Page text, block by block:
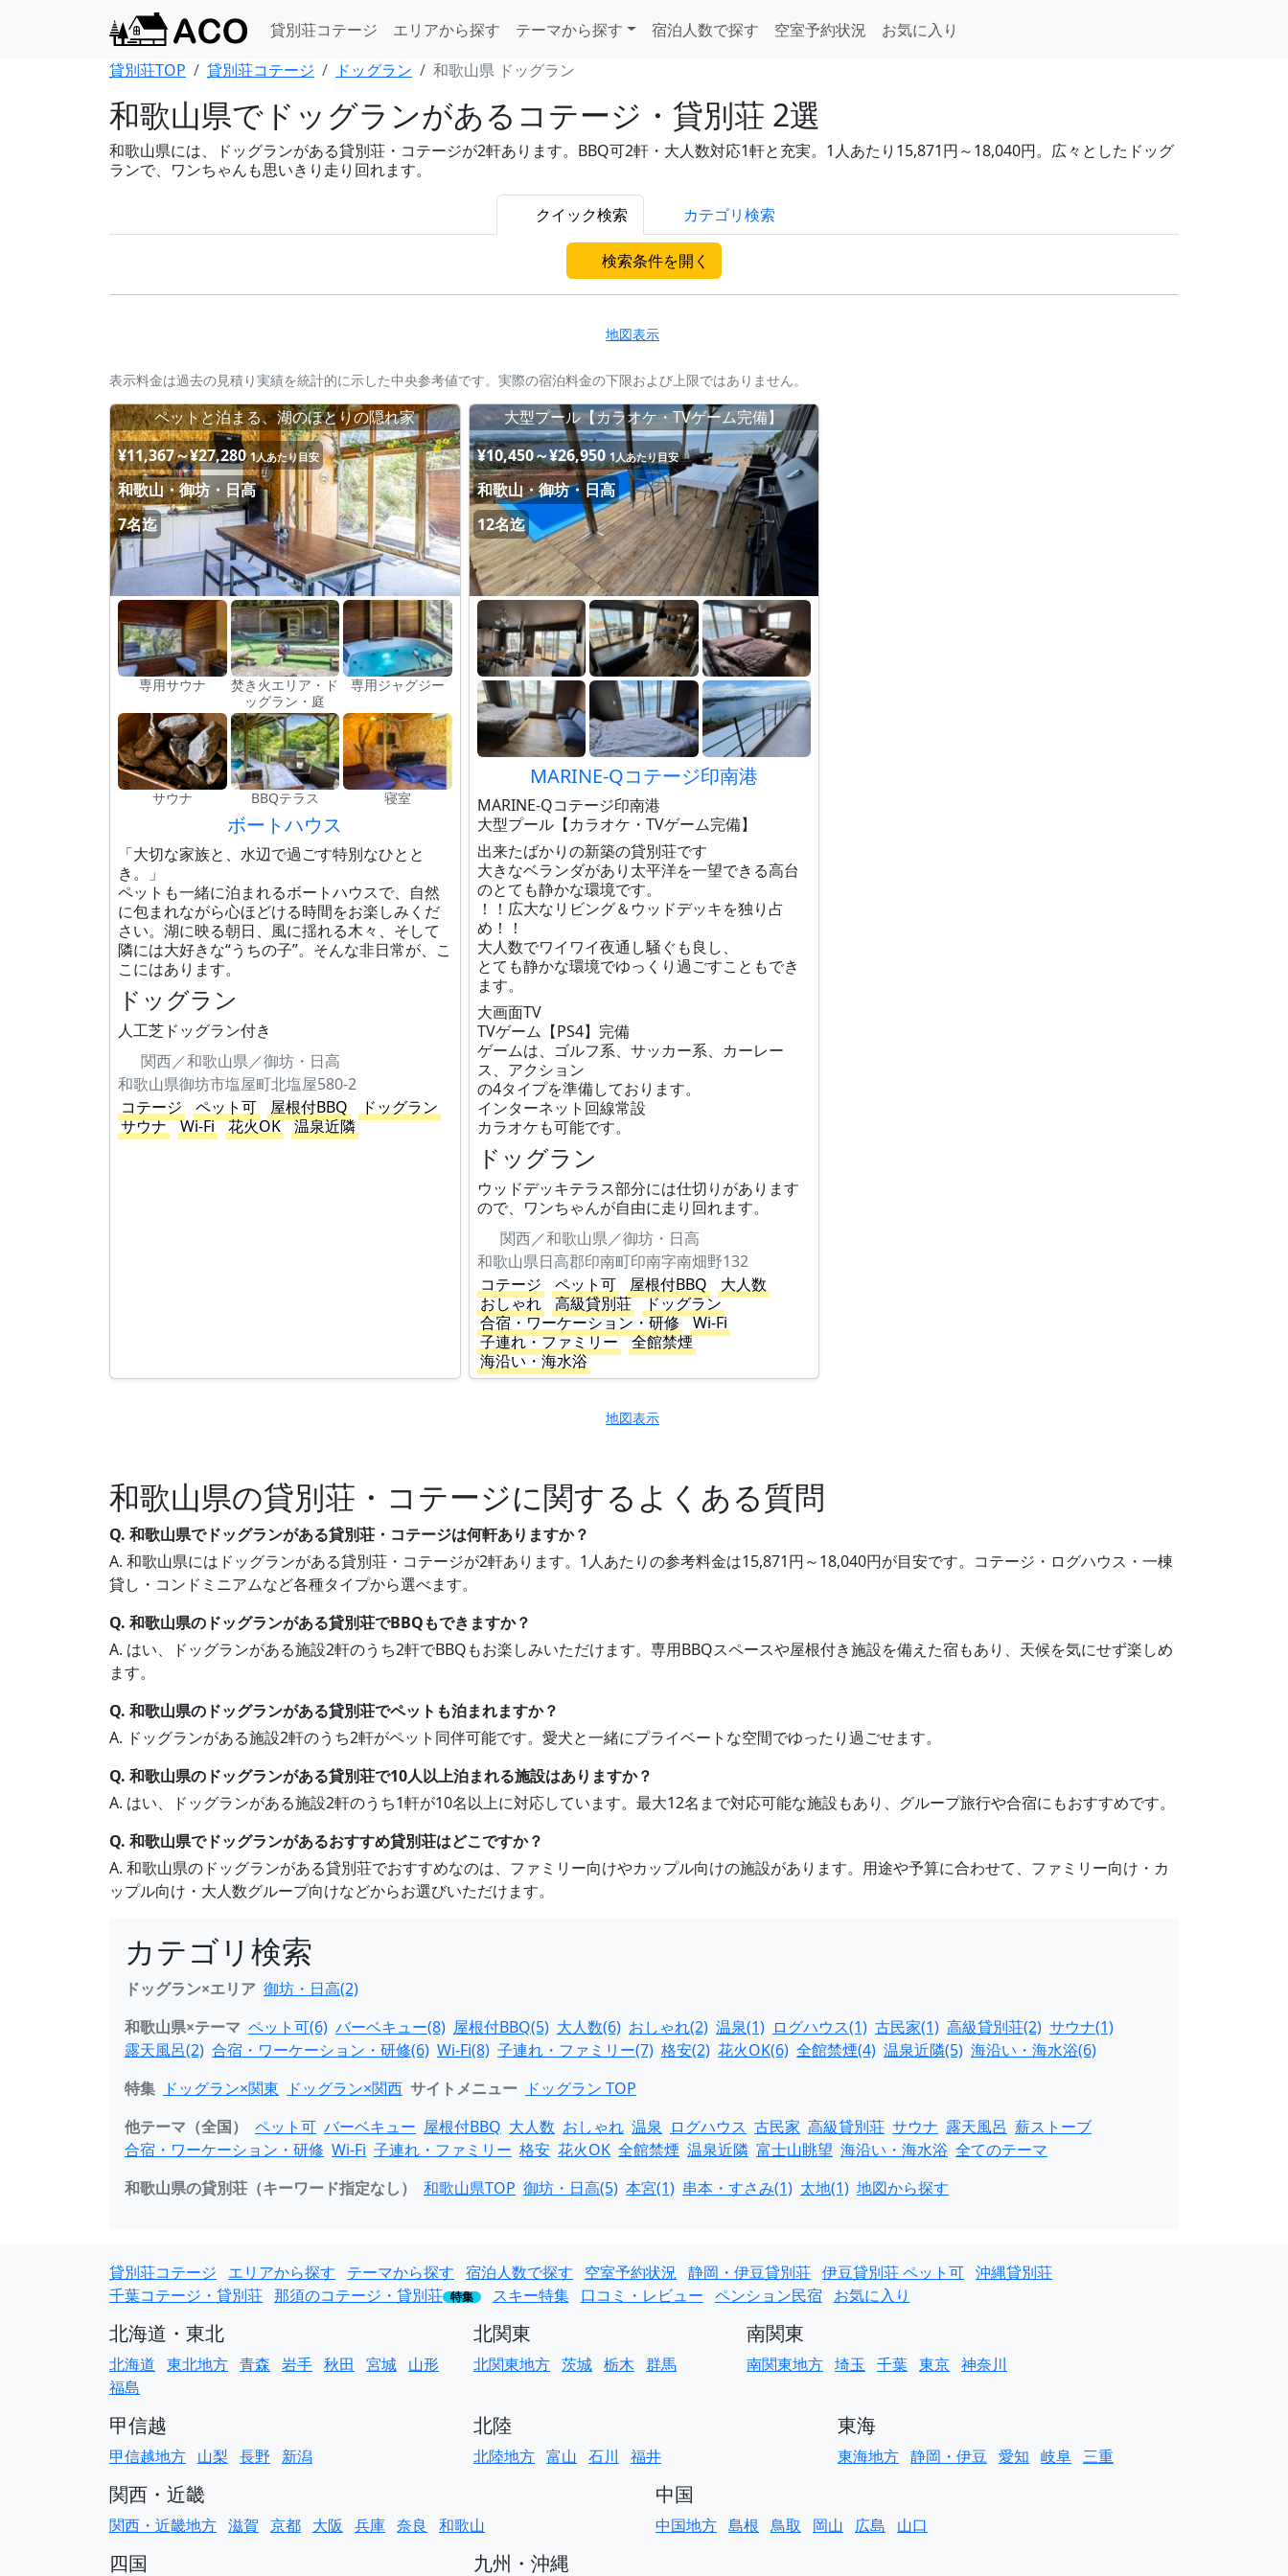
貸別荘コテージ エリアから探す テーマから探す 宿泊人数で探す 空室予約状況
お気に入り
貸別荘TOP
貸別荘コテージ ドッグラン 和歌山県 ドッグラン
和歌山県でドッグランがあるコテージ・貸別荘 2選
和歌山県には、ドッグランがある貸別荘・コテージが2軒あります。BBQ可2軒・大人数対応1軒と充実。1人あたり15,871円～18,040円。広々としたドッグ
ランで、ワンちゃんも思いきり走り回れます。
クイック検索 カテゴリ検索
検索条件を開く
地図表示
表示料金は過去の見積り実績を統計的に示した中央参考値です。実際の宿泊料金の下限および上限ではありません。
ペットと泊まる、湖のほとりの隠れ家
¥11,367～¥27,280 1人あたり目安
和歌山・御坊・日高
7名迄
専用サウナ
焚き火エリア・ド
ッグラン・庭
専用ジャグジー
サウナ BBQテラス 寝室
ボートハウス
「大切な家族と、水辺で過ごす特別なひとと
き。」
ペットも一緒に泊まれるボートハウスで、自然
に包まれながら心ほどける時間をお楽しみくだ
さい。湖に映る朝日、風に揺れる木々、そして
隣には大好きな“うちの子”。そんな非日常が、こ
こにはあります。
ドッグラン
人工芝ドッグラン付き
関西／和歌山県／御坊・日高
和歌山県御坊市塩屋町北塩屋580-2
コテージ
ペット可 屋根付BBQ
ドッグラン
サウナ
Wi-Fi 花火OK 温泉近隣
大型プール【カラオケ・TVゲーム完備】
¥10,450～¥26,950 1人あたり目安
和歌山・御坊・日高
12名迄
MARINE-Qコテージ印南港
MARINE-Qコテージ印南港
大型プール【カラオケ・TVゲーム完備】
出来たばかりの新築の貸別荘です
大きなベランダがあり太平洋を一望できる高台
のとても静かな環境です。
！！広大なリビング＆ウッドデッキを独り占
め！！
大人数でワイワイ夜通し騒ぐも良し、
とても静かな環境でゆっくり過ごすこともでき
ます。
大画面TV
TVゲーム【PS4】完備
ゲームは、ゴルフ系、サッカー系、カーレー
ス、アクション
の4タイプを準備しております。
インターネット回線常設
カラオケも可能です。
ドッグラン
ウッドデッキテラス部分には仕切りがあります
ので、ワンちゃんが自由に走り回れます。
関西／和歌山県／御坊・日高
和歌山県日高郡印南町印南字南畑野132
コテージ
ペット可 屋根付BBQ
大人数
おしゃれ
高級貸別荘
ドッグラン
合宿・ワーケーション・研修
Wi-Fi
子連れ・ファミリー
全館禁煙
海沿い・海水浴
地図表示
和歌山県の貸別荘・コテージに関するよくある質問
Q. 和歌山県でドッグランがある貸別荘・コテージは何軒ありますか？
A. 和歌山県にはドッグランがある貸別荘・コテージが2軒あります。1人あたりの参考料金は15,871円～18,040円が目安です。コテージ・ログハウス・一棟
貸し・コンドミニアムなど各種タイプから選べます。
Q. 和歌山県のドッグランがある貸別荘でBBQもできますか？
A. はい、ドッグランがある施設2軒のうち2軒でBBQもお楽しみいただけます。専用BBQスペースや屋根付き施設を備えた宿もあり、天候を気にせず楽しめ
ます。
Q. 和歌山県のドッグランがある貸別荘でペットも泊まれますか？
A. ドッグランがある施設2軒のうち2軒がペット同伴可能です。愛犬と一緒にプライベートな空間でゆったり過ごせます。
Q. 和歌山県のドッグランがある貸別荘で10人以上泊まれる施設はありますか？
A. はい、ドッグランがある施設2軒のうち1軒が10名以上に対応しています。最大12名まで対応可能な施設もあり、グループ旅行や合宿にもおすすめです。
Q. 和歌山県でドッグランがあるおすすめ貸別荘はどこですか？
A. 和歌山県のドッグランがある貸別荘でおすすめなのは、ファミリー向けやカップル向けの施設があります。用途や予算に合わせて、ファミリー向け・カ
ップル向け・大人数グループ向けなどからお選びいただけます。
カテゴリ検索
ドッグラン×エリア 御坊・日高(2)
和歌山県×テーマ ペット可(6) バーベキュー(8) 屋根付BBQ(5) 大人数(6) おしゃれ(2) 温泉(1) ログハウス(1) 古民家(1) 高級貸別荘(2) サウナ(1)
露天風呂(2) 合宿・ワーケーション・研修(6) Wi-Fi(8) 子連れ・ファミリー(7) 格安(2) 花火OK(6) 全館禁煙(4) 温泉近隣(5) 海沿い・海水浴(6)
特集 ドッグラン×関東 ドッグラン×関西 サイトメニュー ドッグラン TOP
他テーマ（全国）
ペット可 バーベキュー 屋根付BBQ 大人数 おしゃれ 温泉 ログハウス 古民家 高級貸別荘 サウナ 露天風呂 薪ストーブ
合宿・ワーケーション・研修 Wi-Fi 子連れ・ファミリー 格安 花火OK 全館禁煙 温泉近隣 富士山眺望 海沿い・海水浴 全てのテーマ
和歌山県の貸別荘（キーワード指定なし）
和歌山県TOP 御坊・日高(5) 本宮(1) 串本・すさみ(1) 太地(1) 地図から探す
貸別荘コテージ エリアから探す テーマから探す 宿泊人数で探す 空室予約状況 静岡・伊豆貸別荘 伊豆貸別荘 ペット可 沖縄貸別荘
千葉コテージ・貸別荘 那須のコテージ・貸別荘 特集 スキー特集 口コミ・レビュー ペンション民宿 お気に入り
北海道・東北
北海道 東北地方 青森 岩手 秋田 宮城 山形
福島
北関東
北関東地方 茨城 栃木 群馬
南関東
南関東地方 埼玉 千葉 東京 神奈川
甲信越
甲信越地方 山梨 長野 新潟
北陸
北陸地方 富山 石川 福井
東海
東海地方 静岡・伊豆 愛知 岐阜 三重
関西・近畿
関西・近畿地方 滋賀 京都 大阪 兵庫 奈良 和歌山
中国
中国地方 島根 鳥取 岡山 広島 山口
四国 九州・沖縄